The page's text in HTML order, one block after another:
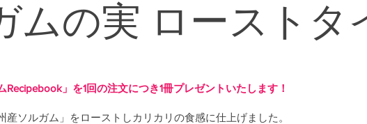
ムの実 ローストタ
Recipebook」を1回の注文につき1冊プレゼントいたします！
産ソルガム」をローストしカリカリの食感に仕上げました。